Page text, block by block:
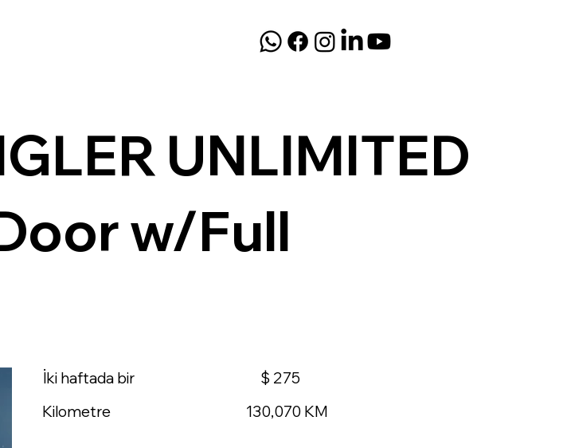
İki haftada bir
$ 275
Kilometre
130,070 KM
UNLIMITED
w/Full